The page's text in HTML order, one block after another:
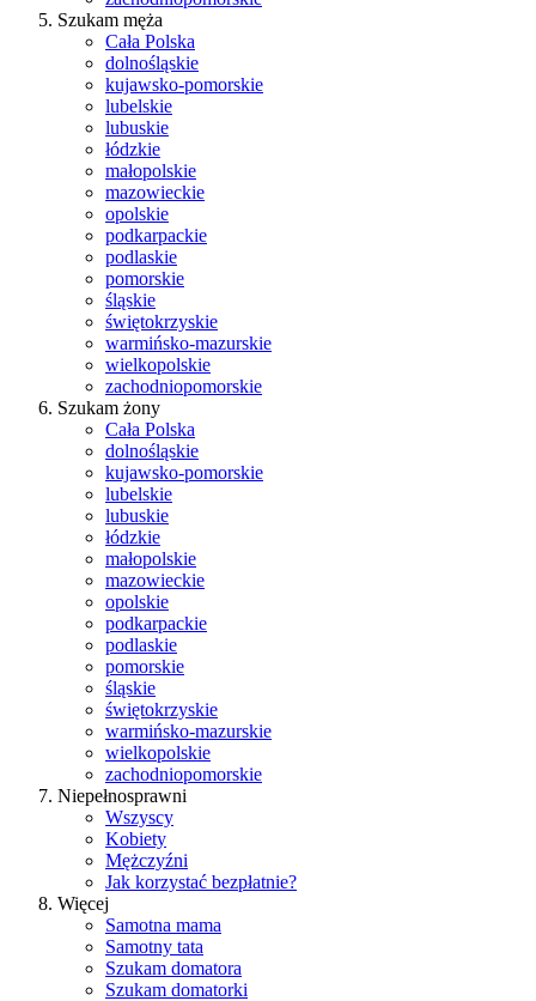
Szukam męża
Cała Polska
dolnośląskie
kujawsko-pomorskie
lubelskie
lubuskie
łódzkie
małopolskie
mazowieckie
opolskie
podkarpackie
podlaskie
pomorskie
śląskie
świętokrzyskie
warmińsko-mazurskie
wielkopolskie
zachodniopomorskie
Szukam żony
Cała Polska
dolnośląskie
kujawsko-pomorskie
lubelskie
lubuskie
łódzkie
małopolskie
mazowieckie
opolskie
podkarpackie
podlaskie
pomorskie
śląskie
świętokrzyskie
warmińsko-mazurskie
wielkopolskie
zachodniopomorskie
Niepełnosprawni
Wszyscy
Kobiety
Mężczyźni
Jak korzystać bezpłatnie?
Więcej
Samotna mama
Samotny tata
Szukam domatora
Szukam domatorki